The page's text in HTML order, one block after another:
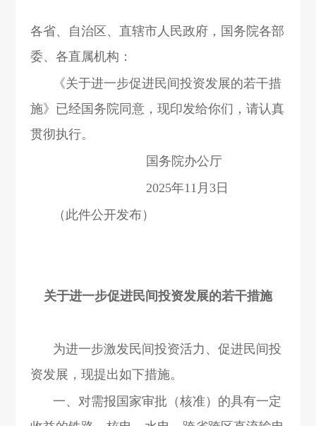
各省、自治区、直辖市人民政府，国务院各部
委、各直属机构：
《关于进一步促进民间投资发展的若干措
施》已经国务院同意，现印发给你们，请认真
贯彻执行。
国务院办公厅
2025年11月3日
（此件公开发布）
关于进一步促进民间投资发展的若干措施
为进一步激发民间投资活力、促进民间投
资发展，现提出如下措施。
一、对需报国家审批（核准）的具有一定